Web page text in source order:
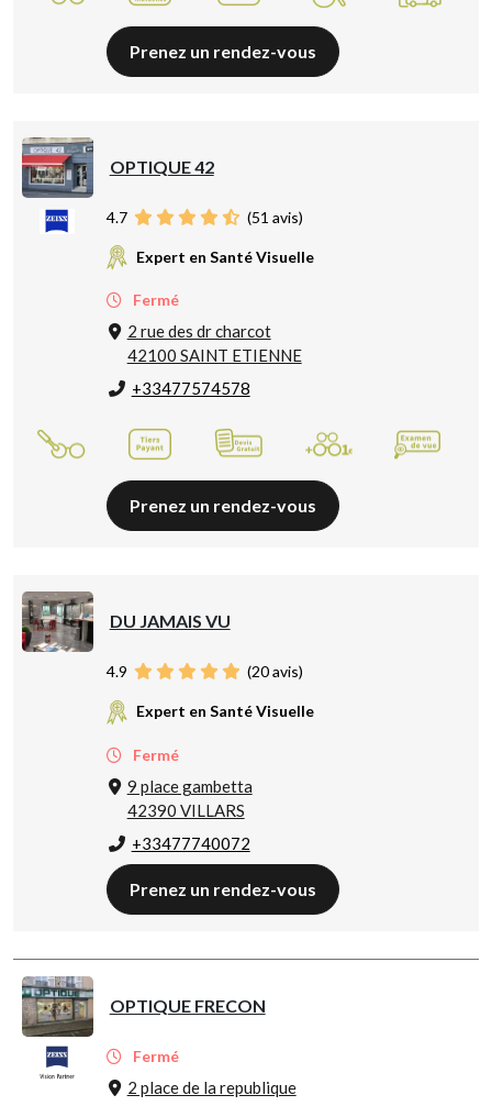
Prenez un rendez-vous
OPTIQUE 42
4.7 (51 avis)
Expert en Santé Visuelle
Fermé
2 rue des dr charcot
42100 SAINT ETIENNE
+33477574578
Prenez un rendez-vous
DU JAMAIS VU
4.9 (20avis)
Expert en Santé Visuelle
Fermé
9 place gambetta
42390 VILLARS
+33477740072
Prenez un rendez-vous
OPTIQUE FRECON
Fermé
2 place de la republique